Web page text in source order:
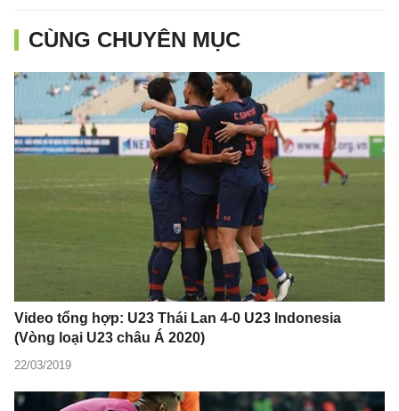
CÙNG CHUYÊN MỤC
Video tổng hợp: U23 Thái Lan 4-0 U23 Indonesia
(Vòng loại U23 châu Á 2020)
22/03/2019